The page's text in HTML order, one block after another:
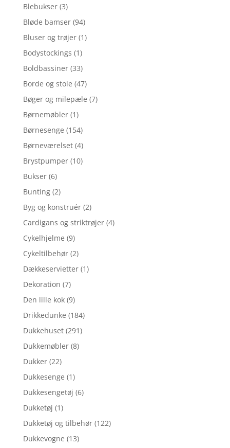
Blebukser (3)
Bløde bamser (94)
Bluser og trøjer (1)
Bodystockings (1)
Boldbassiner (33)
Borde og stole (47)
Bøger og milepæle (7)
Børnemøbler (1)
Børnesenge (154)
Børneværelset (4)
Brystpumper (10)
Bukser (6)
Bunting (2)
Byg og konstruér (2)
Cardigans og striktrøjer (4)
Cykelhjelme (9)
Cykeltilbehør (2)
Dækkeservietter (1)
Dekoration (7)
Den lille kok (9)
Drikkedunke (184)
Dukkehuset (291)
Dukkemøbler (8)
Dukker (22)
Dukkesenge (1)
Dukkesengetøj (6)
Dukketøj (1)
Dukketøj og tilbehør (122)
Dukkevogne (13)